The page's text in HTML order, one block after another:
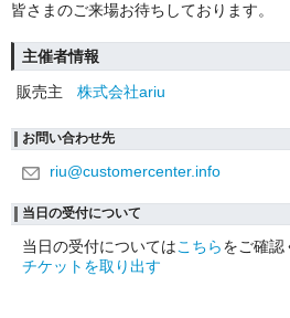
皆さまのご来場お待ちしております。
主催者情報
販売主
株式会社ariu
お問い合わせ先
riu@customercenter.info
当日の受付について
当日の受付についてはこちらをご確認
チケットを取り出す